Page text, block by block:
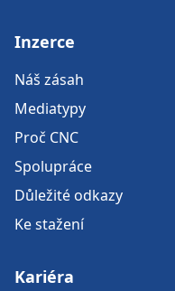
Inzerce
Náš zásah
Mediatypy
Proč CNC
Spolupráce
Důležité odkazy
Ke stažení
Kariéra